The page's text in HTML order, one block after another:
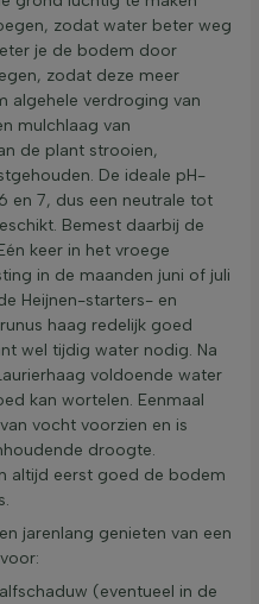
zodat water beter weg
je de bodem door
zodat deze meer
algehele verdroging van
mulchlaag van
de plant strooien,
De ideale pH-
en 7, dus een neutrale tot
Bemest daarbij de
keer in het vroege
in de maanden juni of juli
Heijnen-starters- en
haag redelijk goed
wel tijdig water nodig. Na
voldoende water
kan wortelen. Eenmaal
vocht voorzien en is
droogte.
altijd eerst goed de bodem
jarenlang genieten van een
(eventueel in de